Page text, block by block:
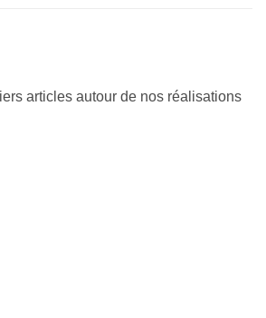
articles autour de nos réalisations